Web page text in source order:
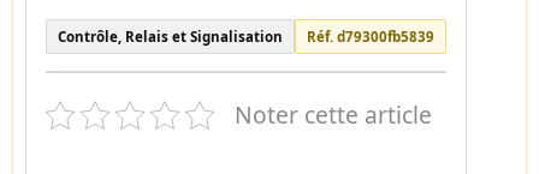
Contrôle, Relais et Signalisation Réf. d79300fb5839
Noter cette article